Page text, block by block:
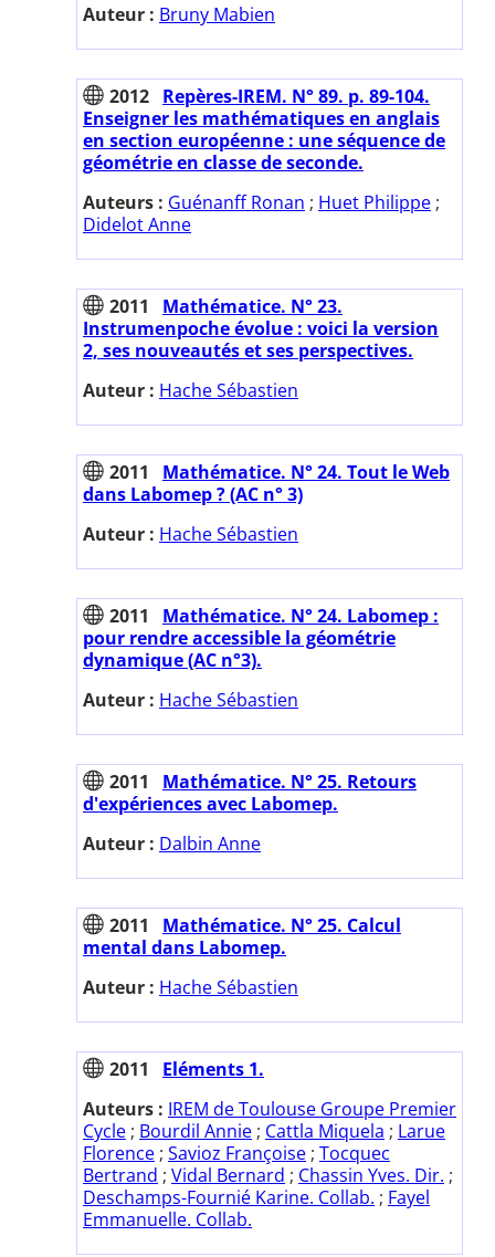
Auteur : Bruny Mabien
2012 Repères-IREM. N° 89. p. 89-104.
Enseigner les mathématiques en anglais
en section européenne : une séquence de
géométrie en classe de seconde.
Auteurs : Guénanff Ronan ; Huet Philippe ;
Didelot Anne
2011
Mathématice. N° 23.
Instrumenpoche évolue : voici la version
2, ses nouveautés et ses perspectives.
Auteur : Hache Sébastien
2011
Mathématice. N° 24. Tout le Web
dans Labomep ? (AC n° 3)
Auteur : Hache Sébastien
2011
Mathématice. N° 24. Labomep :
pour rendre accessible la géométrie
dynamique (AC n°3).
Auteur : Hache Sébastien
2011
Mathématice. N° 25. Retours
d'expériences avec Labomep.
Auteur : Dalbin Anne
2011
Mathématice. N° 25. Calcul
mental dans Labomep.
Auteur : Hache Sébastien
2011
Eléments 1.
Auteurs : IREM de Toulouse Groupe Premier
Cycle ; Bourdil Annie ; Cattla Miquela ; Larue
Florence ; Savioz Françoise ; Tocquec
Bertrand ; Vidal Bernard ; Chassin Yves. Dir. ;
Deschamps-Fournié Karine. Collab. ; Fayel
Emmanuelle. Collab.